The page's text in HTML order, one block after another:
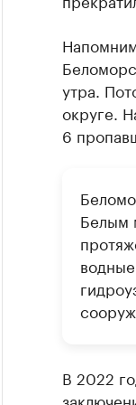
утра.
округе.
6
Белым
В 2022